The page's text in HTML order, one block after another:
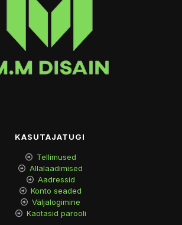
KASUTAJATUGI
Tellimused
Allalaadimised
Aadressid
Konto seaded
Väljalogimine
Kaotasid parooli